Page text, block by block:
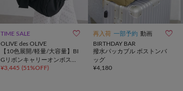
TIME SALE 
OLIVE des OLIVE
【10色展開/軽量/大容量】BI
Gリボンキャリーオンボスト
ンバッグ
¥3,445 (51%OFF)
再入荷 一部予約 動画 
BIRTHDAY BAR
撥水パッカブル ボストンバ
ッグ
¥4,180